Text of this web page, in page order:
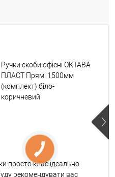
Ручки скоби офісні ОКТАВА
ПЛАСТ Прямі 1500мм
(комплект) біло-
коричневий
просто клас ідеально
рекомендувати вас